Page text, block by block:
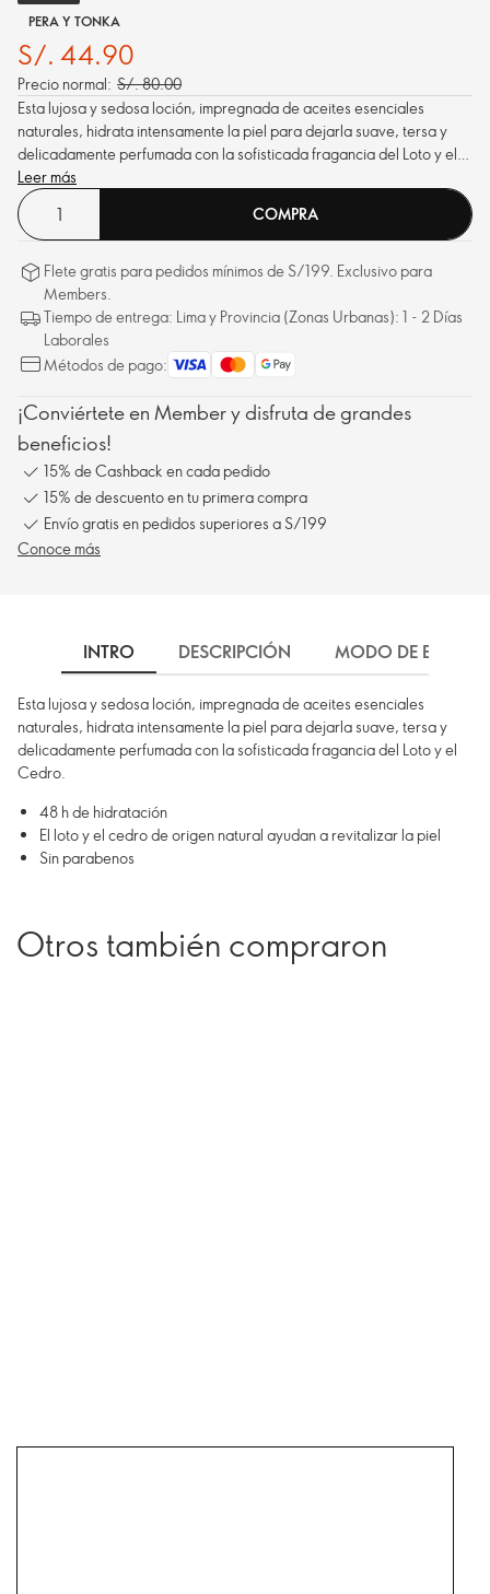
PERA Y TONKA
S/. 44.90
Precio normal: S/. 80.00
Esta lujosa y sedosa loción, impregnada de aceites esenciales
naturales, hidrata intensamente la piel para dejarla suave, tersa y
delicadamente perfumada con la sofisticada fragancia del Loto y el
Cedro.
Leer más
COMPRA
Flete gratis para pedidos mínimos de S/199. Exclusivo para
Members.
Tiempo de entrega: Lima y Provincia (Zonas Urbanas): 1 - 2 Días
Laborales
Métodos de pago:
¡Conviértete en Member y disfruta de grandes
beneficios!
15% de Cashback en cada pedido
15% de descuento en tu primera compra
Envío gratis en pedidos superiores a S/199
Conoce más
INTRO DESCRIPCIÓN MODO DE EMPLEO
Esta lujosa y sedosa loción, impregnada de aceites esenciales
naturales, hidrata intensamente la piel para dejarla suave, tersa y
delicadamente perfumada con la sofisticada fragancia del Loto y el
Cedro.
48 h de hidratación
El loto y el cedro de origen natural ayudan a revitalizar la piel
Sin parabenos
Otros también compraron